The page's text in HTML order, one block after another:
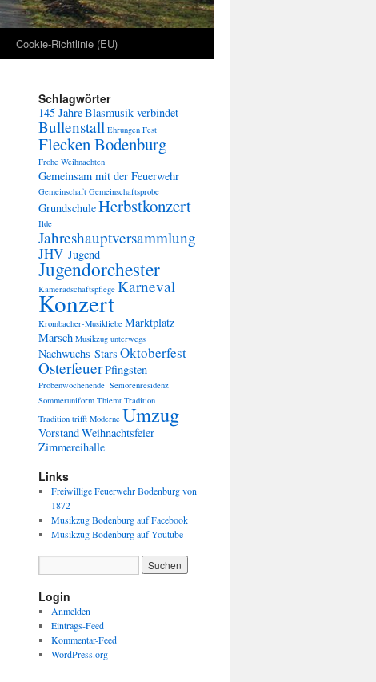
Cookie-Richtlinie (EU)
Schlagwörter
145 JahreBlasmusik verbindet
Bullenstall Ehrungen Fest
Flecken Bodenburg
Frohe Weihnachten
Gemeinsam mit der Feuerwehr
Gemeinschaft Gemeinschaftsprobe
GrundschuleHerbstkonzert
Ilde
Jahreshauptversammlung
JHV Jugend
Jugendorchester
Kameradschaftspflege Karneval
Konzert
Krombacher-Musikliebe Marktplatz
Marsch Musikzug unterwegs
Nachwuchs-Stars Oktoberfest
OsterfeuerPfingsten
Probenwochenende Seniorenresidenz
Sommeruniform Thiemt Tradition
Tradition trifft Moderne Umzug
VorstandWeihnachtsfeier
Zimmereihalle
Links
Freiwillige Feuerwehr Bodenburg von
1872
Musikzug Bodenburg auf Facebook
Musikzug Bodenburg auf Youtube
Login
Anmelden
Eintrags-Feed
Kommentar-Feed
WordPress.org